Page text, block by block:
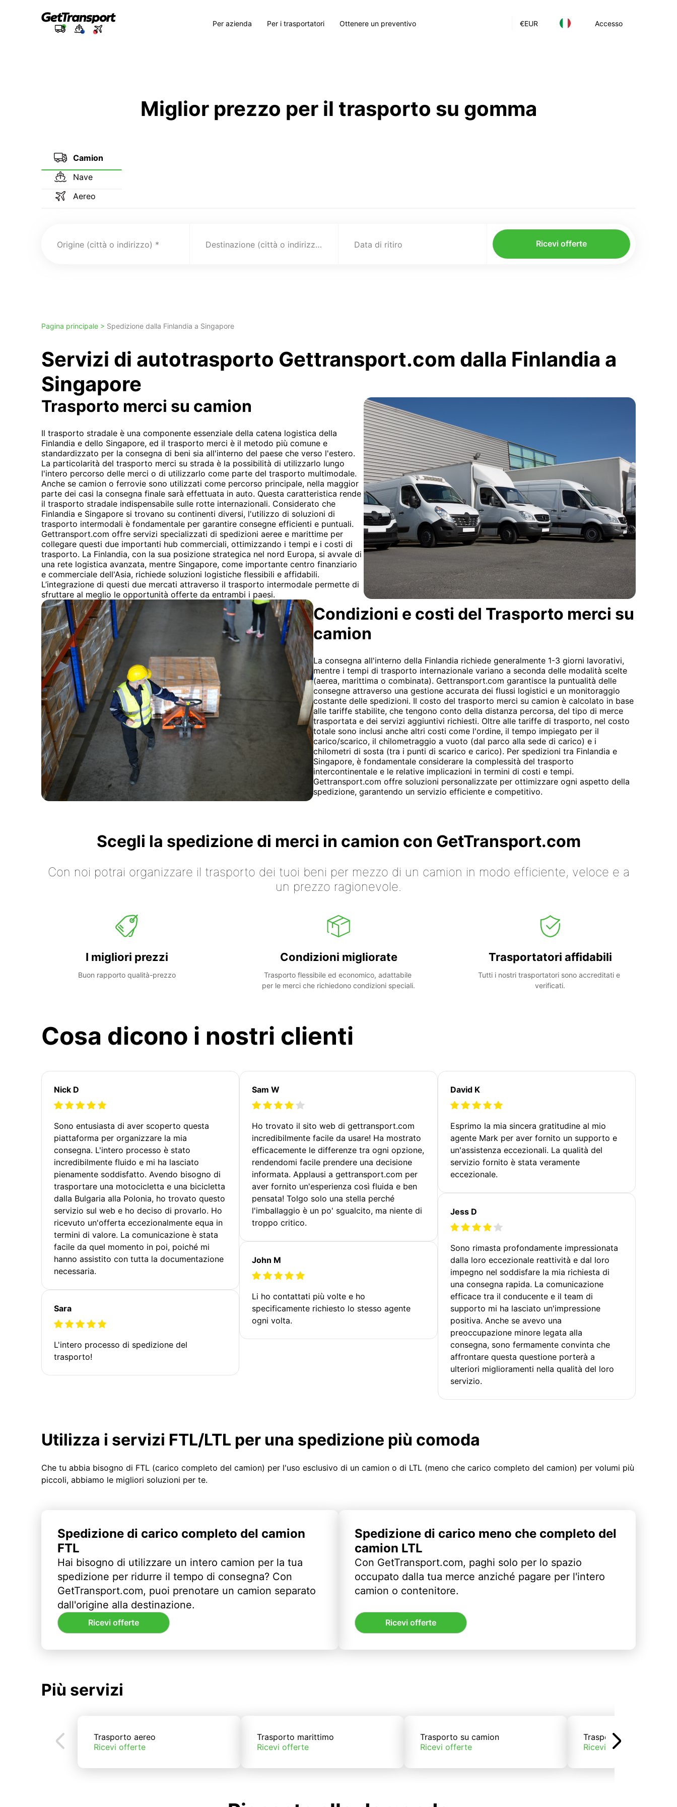
€EUR Accesso
Per azienda Per i trasportatori Ottenere un preventivo
Miglior prezzo per il trasporto su gomma
Camion
Nave
Aereo
Origine (città o indirizzo) Destinazione (città o indirizzo) Data di ritiro Ricevi offerte
Pagina principale > Spedizione dalla Finlandia a Singapore
Servizi di autotrasporto Gettransport.com dalla Finlandia a
Singapore
Trasporto merci su camion
Il trasporto stradale è una componente essenziale della catena logistica della
Finlandia e dello Singapore, ed il trasporto merci è il metodo più comune e
standardizzato per la consegna di beni sia all'interno del paese che verso l'estero.
La particolarità del trasporto merci su strada è la possibilità di utilizzarlo lungo
l'intero percorso delle merci o di utilizzarlo come parte del trasporto multimodale.
Anche se camion o ferrovie sono utilizzati come percorso principale, nella maggior
parte dei casi la consegna finale sarà effettuata in auto. Questa caratteristica rende
il trasporto stradale indispensabile sulle rotte internazionali. Considerato che
Finlandia e Singapore si trovano su continenti diversi, l'utilizzo di soluzioni di
trasporto intermodali è fondamentale per garantire consegne efficienti e puntuali.
Gettransport.com offre servizi specializzati di spedizioni aeree e marittime per
collegare questi due importanti hub commerciali, ottimizzando i tempi e i costi di
trasporto. La Finlandia, con la sua posizione strategica nel nord Europa, si avvale di
una rete logistica avanzata, mentre Singapore, come importante centro finanziario
e commerciale dell'Asia, richiede soluzioni logistiche flessibili e affidabili.
L’integrazione di questi due mercati attraverso il trasporto intermodale permette di
sfruttare al meglio le opportunità offerte da entrambi i paesi.
Condizioni e costi del Trasporto merci su
camion
La consegna all'interno della Finlandia richiede generalmente 1-3 giorni lavorativi,
mentre i tempi di trasporto internazionale variano a seconda delle modalità scelte
(aerea, marittima o combinata). Gettransport.com garantisce la puntualità delle
consegne attraverso una gestione accurata dei flussi logistici e un monitoraggio
costante delle spedizioni. Il costo del trasporto merci su camion è calcolato in base
alle tariffe stabilite, che tengono conto della distanza percorsa, del tipo di merce
trasportata e dei servizi aggiuntivi richiesti. Oltre alle tariffe di trasporto, nel costo
totale sono inclusi anche altri costi come l'ordine, il tempo impiegato per il
carico/scarico, il chilometraggio a vuoto (dal parco alla sede di carico) e i
chilometri di sosta (tra i punti di scarico e carico). Per spedizioni tra Finlandia e
Singapore, è fondamentale considerare la complessità del trasporto
intercontinentale e le relative implicazioni in termini di costi e tempi.
Gettransport.com offre soluzioni personalizzate per ottimizzare ogni aspetto della
spedizione, garantendo un servizio efficiente e competitivo.
Scegli la spedizione di merci in camion con GetTransport.com
Con noi potrai organizzare il trasporto dei tuoi beni per mezzo di un camion in modo efficiente, veloce e a
un prezzo ragionevole.
I migliori prezzi
Buon rapporto qualità-prezzo
Condizioni migliorate
Trasporto flessibile ed economico, adattabile
per le merci che richiedono condizioni speciali.
Trasportatori affidabili
Tutti i nostri trasportatori sono accreditati e
verificati.
Cosa dicono i nostri clienti
Nick D
Sono entusiasta di aver scoperto questa
piattaforma per organizzare la mia
consegna. L'intero processo è stato
incredibilmente fluido e mi ha lasciato
pienamente soddisfatto. Avendo bisogno di
trasportare una motocicletta e una bicicletta
dalla Bulgaria alla Polonia, ho trovato questo
servizio sul web e ho deciso di provarlo. Ho
ricevuto un'offerta eccezionalmente equa in
termini di valore. La comunicazione è stata
facile da quel momento in poi, poiché mi
hanno assistito con tutta la documentazione
necessaria.
Sara
L'intero processo di spedizione del
trasporto!
Sam W
Ho trovato il sito web di gettransport.com
incredibilmente facile da usare! Ha mostrato
efficacemente le differenze tra ogni opzione,
rendendomi facile prendere una decisione
informata. Applausi a gettransport.com per
aver fornito un'esperienza così fluida e ben
pensata! Tolgo solo una stella perché
l'imballaggio è un po' sgualcito, ma niente di
troppo critico.
John M
Li ho contattati più volte e ho
specificamente richiesto lo stesso agente
ogni volta.
David K
Esprimo la mia sincera gratitudine al mio
agente Mark per aver fornito un supporto e
un'assistenza eccezionali. La qualità del
servizio fornito è stata veramente
eccezionale.
Jess D
Sono rimasta profondamente impressionata
dalla loro eccezionale reattività e dal loro
impegno nel soddisfare la mia richiesta di
una consegna rapida. La comunicazione
efficace tra il conducente e il team di
supporto mi ha lasciato un'impressione
positiva. Anche se avevo una
preoccupazione minore legata alla
consegna, sono fermamente convinta che
affrontare questa questione porterà a
ulteriori miglioramenti nella qualità del loro
servizio.
Utilizza i servizi FTL/LTL per una spedizione più comoda
Che tu abbia bisogno di FTL (carico completo del camion) per l'uso esclusivo di un camion o di LTL (meno che carico completo del camion) per volumi più
piccoli, abbiamo le migliori soluzioni per te.
Spedizione di carico completo del camion
FTL
Hai bisogno di utilizzare un intero camion per la tua
spedizione per ridurre il tempo di consegna? Con
GetTransport.com, puoi prenotare un camion separato
dall'origine alla destinazione.
Ricevi offerte
Spedizione di carico meno che completo del
camion LTL
Con GetTransport.com, paghi solo per lo spazio
occupato dalla tua merce anziché pagare per l'intero
camion o contenitore.
Ricevi offerte
Più servizi
Trasporto aereo
Ricevi offerte
Trasporto marittimo
Ricevi offerte
Trasporto su camion
Ricevi offerte
Trasporto su treno
Ricevi offerte